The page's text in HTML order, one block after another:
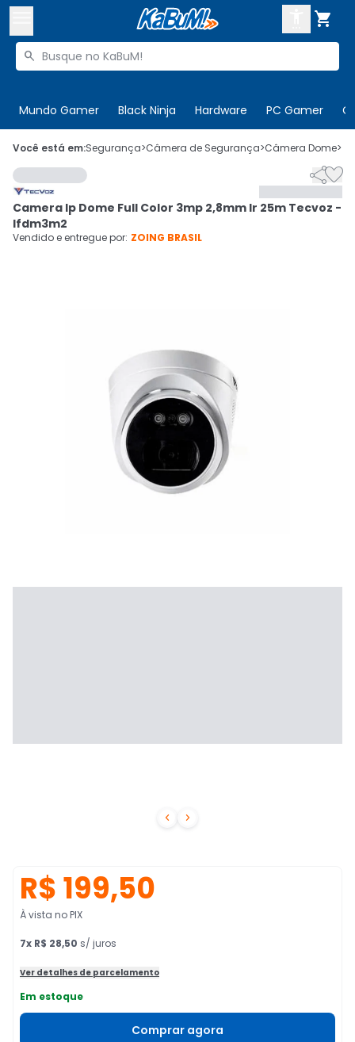

Buscar produtos

Mundo Gamer Black Ninja Hardware PC Gamer
 Olá. Acesse sua conta
 Departamentos
Cupons
CADASTRE-SE
Você está em:Segurança>Câmera de Segurança>Câmera Dome>
 

Camera Ip Dome Full Color 3mp 2,8mm Ir 25m Tecvoz -
Ifdm3m2
Vendido e entregue por: ZOING BRASIL
R$ 199,50
À vista no PIX
7x R$ 28,50 s/ juros
Ver detalhes de parcelamento
Em estoque
Comprar agora